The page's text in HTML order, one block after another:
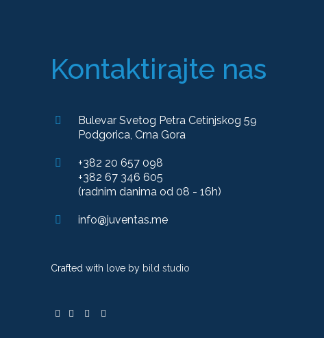
Kontaktirajte nas
Bulevar Svetog Petra Cetinjskog 59
Podgorica, Crna Gora
+382 20 657 098
+382 67 346 605
(radnim danima od 08 - 16h)
info@juventas.me
Crafted with love by bild studio